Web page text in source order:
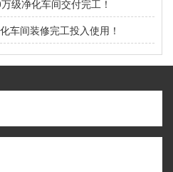
级净化车间交付完工！
车间装修完工投入使用！